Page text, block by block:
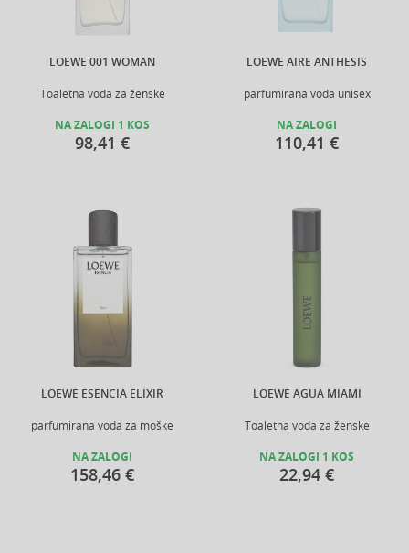
LOEWE 001 WOMAN
Toaletna voda za ženske
NA ZALOGI 1 KOS
98,41 €
LOEWE AIRE ANTHESIS
parfumirana voda unisex
NA ZALOGI
110,41 €
LOEWE ESENCIA ELIXIR
parfumirana voda za moške
NA ZALOGI
158,46 €
LOEWE AGUA MIAMI
Toaletna voda za ženske
NA ZALOGI 1 KOS
22,94 €